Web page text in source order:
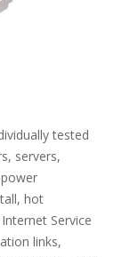
tested
servers,
hot
Service
links,